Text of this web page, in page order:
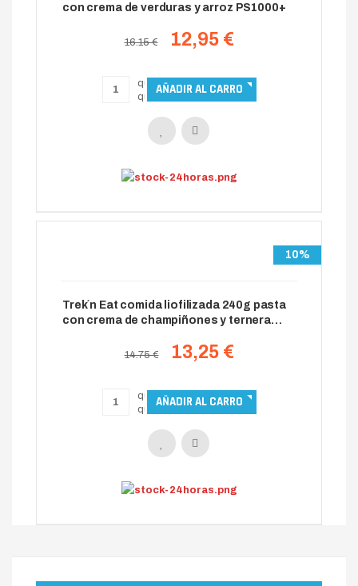
con crema de verduras y arroz PS1000+
16.15 € 12,95 €
10%
Trek´n Eat comida liofilizada 240g pasta
con crema de champiñones y ternera
14.75 € 13,25 €